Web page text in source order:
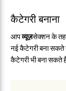
कैटेगरी बनाना
आपव्यूज़सेक्शन के
नई कैटेगरी बना
कैटेगरी भी बना सकते